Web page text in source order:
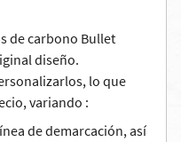
de carbono Bullet
diseño.
lo que
variando :
de demarcación, así